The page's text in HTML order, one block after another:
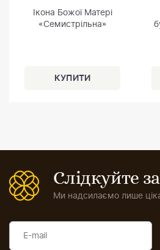
Ікона Божої Матері
«Семистрільна»
Слідкуйте
Ми надсилаємо лише